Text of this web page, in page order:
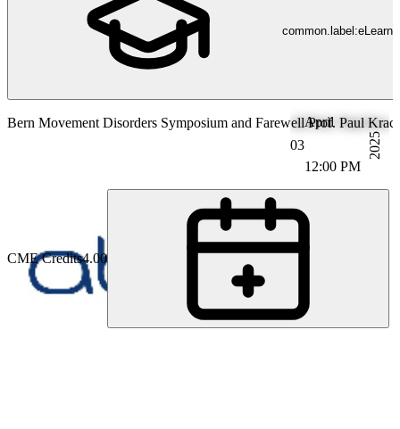
03
April
12:00 PM
2025
CME Credits4.00
Bern Movement Disorders Symposium and Farewell Prof. Paul